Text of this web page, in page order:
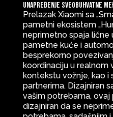
Unapređenje sveobuhvatne
Prelazak Xiaomi sa
pametni ekosistem
neprimetno spaja lične
pametne kuće i
besprekorno
koordinaciju u realnom
kontekstu vožnje, kao i
partnerima. Dizajniran
vašim potrebama,
dizajniran da se